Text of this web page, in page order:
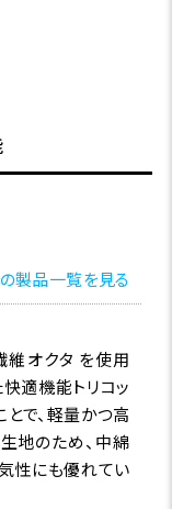
製品一覧を見る
維オクタ を使用
適機能トリコッ
とで、軽量かつ高
地のため、中綿
性にも優れてい